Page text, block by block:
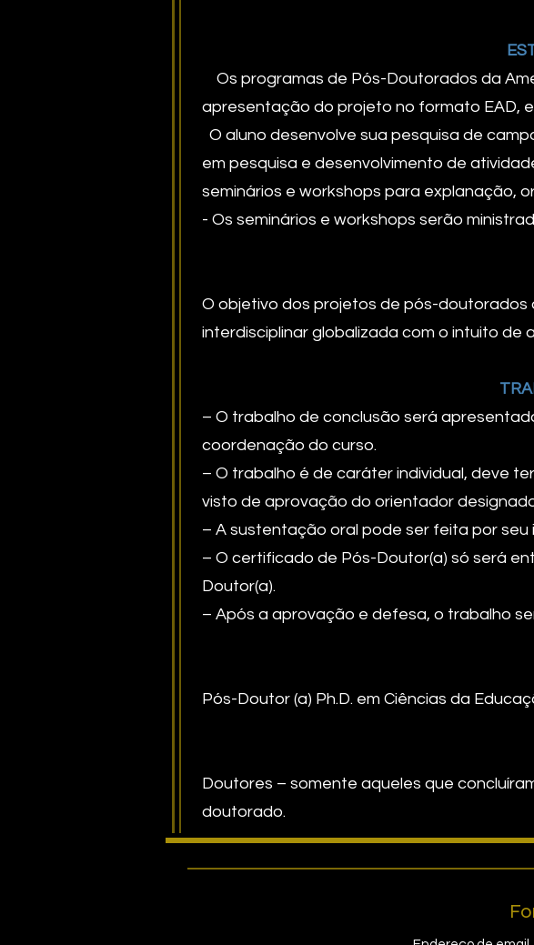
Os programas de Pós-Doutorados da
apresentação do projeto no formato EAD,
O aluno desenvolve sua pesquisa de
em pesquisa e desenvolvimento de
seminários e workshops para explanação,
- Os seminários e workshops serão
O objetivo dos projetos de pós-
interdisciplinar globalizada com o intuito de
– O trabalho de conclusão será
coordenação do curso.
– O trabalho é de caráter individual, deve
visto de aprovação do orientador
– A sustentação oral pode ser feita por seu
– O certificado de Pós-Doutor(a) só será
Doutor(a).
– Após a aprovação e defesa, o trabalho
Pós-Doutor (a) Ph.D. em Ciências da
Doutores – somente aqueles que
doutorado.